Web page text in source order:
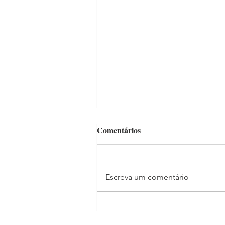
Comentários
Escreva um comentário